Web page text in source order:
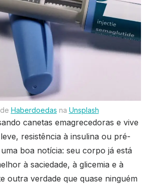
Haberdoedas na Unsplash
canetas emagrecedoras e vive
resistência à insulina ou pré-
boa notícia: seu corpo já está
à saciedade, à glicemia e à
outra verdade que quase ninguém